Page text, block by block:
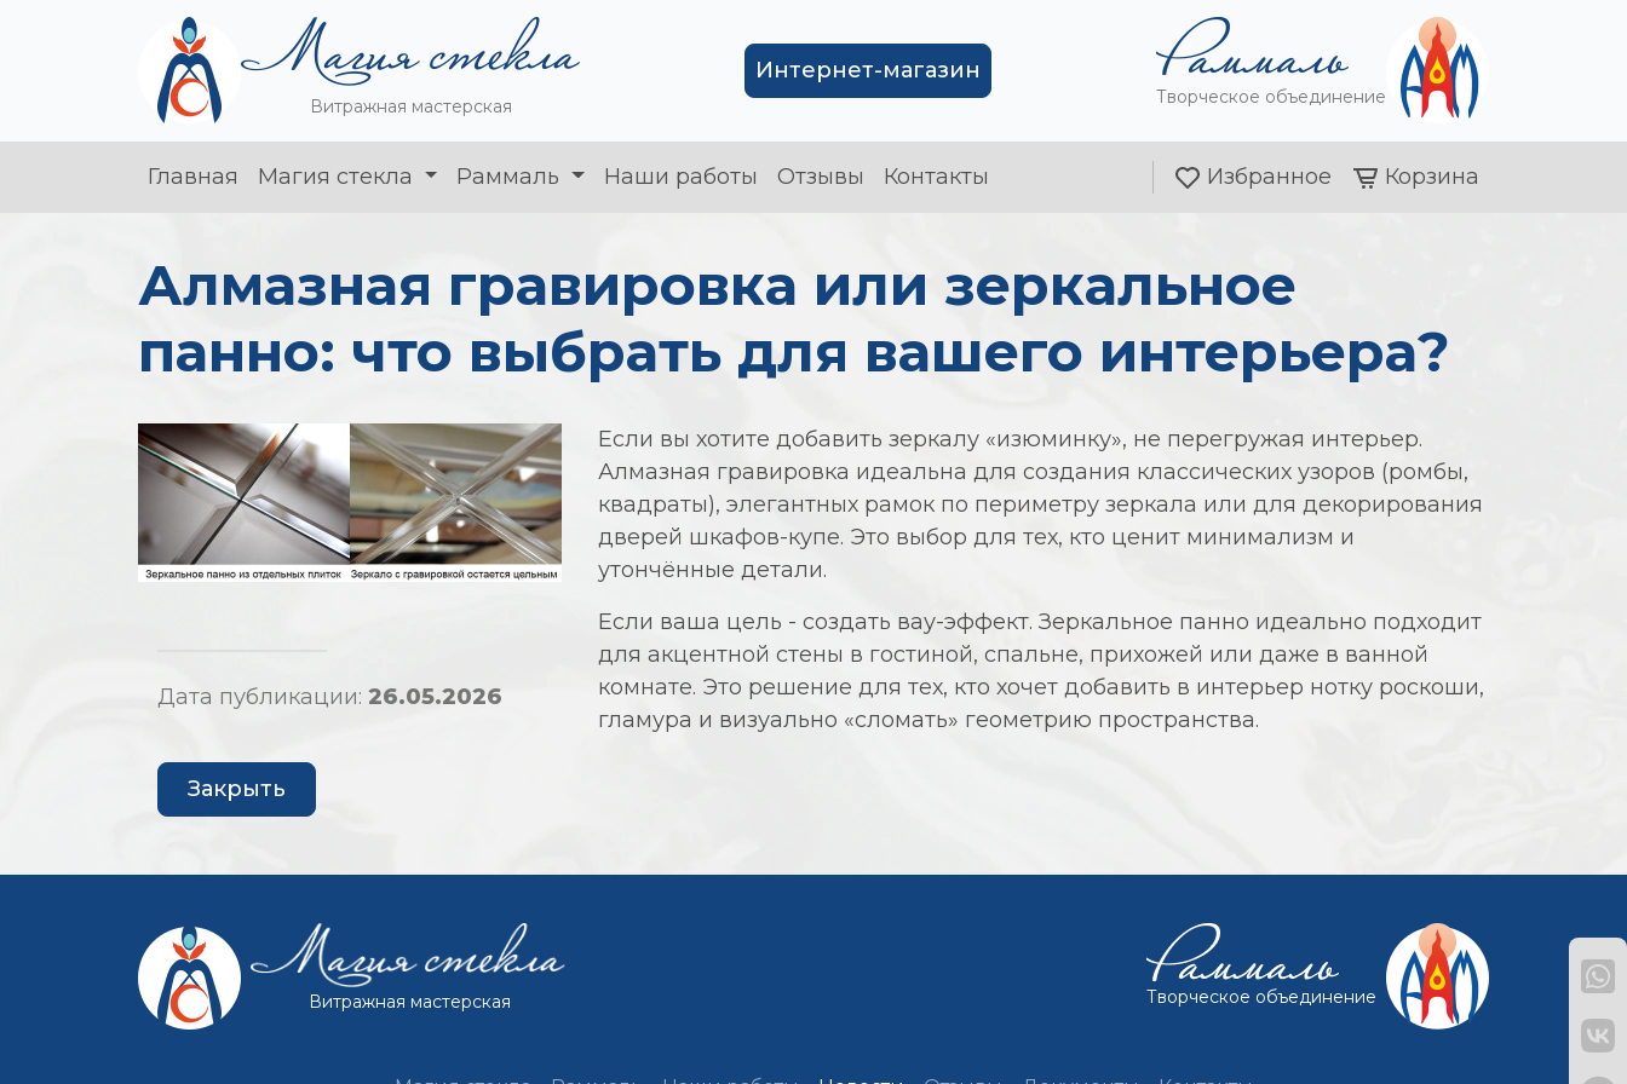
Витражная мастерская
Интернет-магазин
Творческое объединение
Главная Магия стекла Раммаль Наши работы Отзывы Контакты Избранное Корзина
Алмазная гравировка или зеркальное
панно: что выбрать для вашего интерьера?
Дата публикации: 26.05.2026
Закрыть
Если вы хотите добавить зеркалу «изюминку», не перегружая интерьер.
Алмазная гравировка идеальна для создания классических узоров (ромбы,
квадраты), элегантных рамок по периметру зеркала или для декорирования
дверей шкафов-купе. Это выбор для тех, кто ценит минимализм и
утончённые детали.
Если ваша цель - создать вау-эффект. Зеркальное панно идеально подходит
для акцентной стены в гостиной, спальне, прихожей или даже в ванной
комнате. Это решение для тех, кто хочет добавить в интерьер нотку роскоши,
гламура и визуально «сломать» геометрию пространства.
Витражная мастерская Творческое объединение